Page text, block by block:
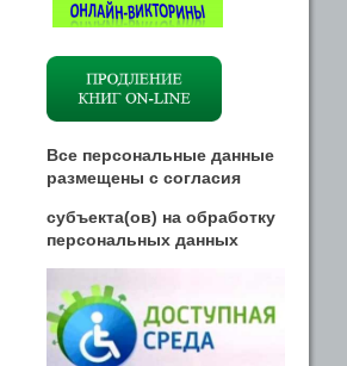
Все персональные данные
размещены с согласия
субъекта(ов) на обработку
персональных данных